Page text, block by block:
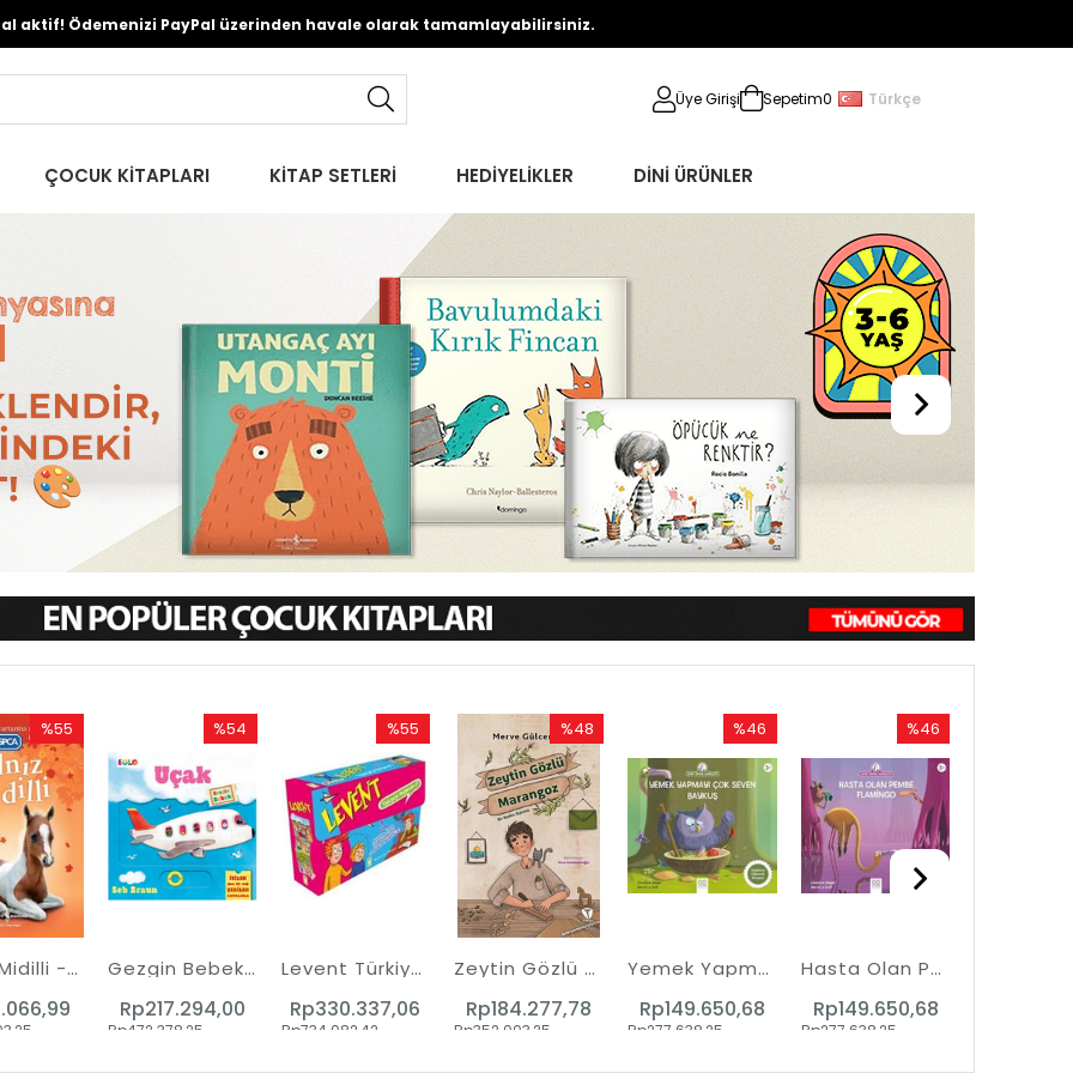
aktif! Ödemenizi PayPal üzerinden havale olarak tamamlayabilirsiniz.
Üye Girişi Sepetim0 Türkçe
ÇOCUK KİTAPLARI KİTAP SETLERİ HEDİYELİKLER DİNİ ÜRÜNLER
Yalnız Midilli - Gerçek Hayvan Kurtarma Maceraları
%55
İndirim
%55İndirim
Gezgin Bebek - Uçak
Rp217.294,00
Rp472.378,25
%54
%54İndirim
Levent Türkiye'yi Geziyorum 7 Seti - 5 Kitap Takım
Rp330.337,06
Rp734.082,42
%55
İndirim
%55İndirim
Zeytin Gözlü Marangoz - Bir Kudüs Öyküsü
Rp184.277,78
Rp352.003,25
%48
İndirim
%48İndirim
Yemek Yapmayı Çok Seven Baykuş - Anne Tavuk Anlatıyor
Rp149.650,68
Rp277.638,25
%46
İndirim
%46İndirim
Hasta Olan Pembe Flamingo - Anne Tavuk Anlatıyor
Rp149.650,68
Rp277.638,25
%46
İndirim
%46İndirim